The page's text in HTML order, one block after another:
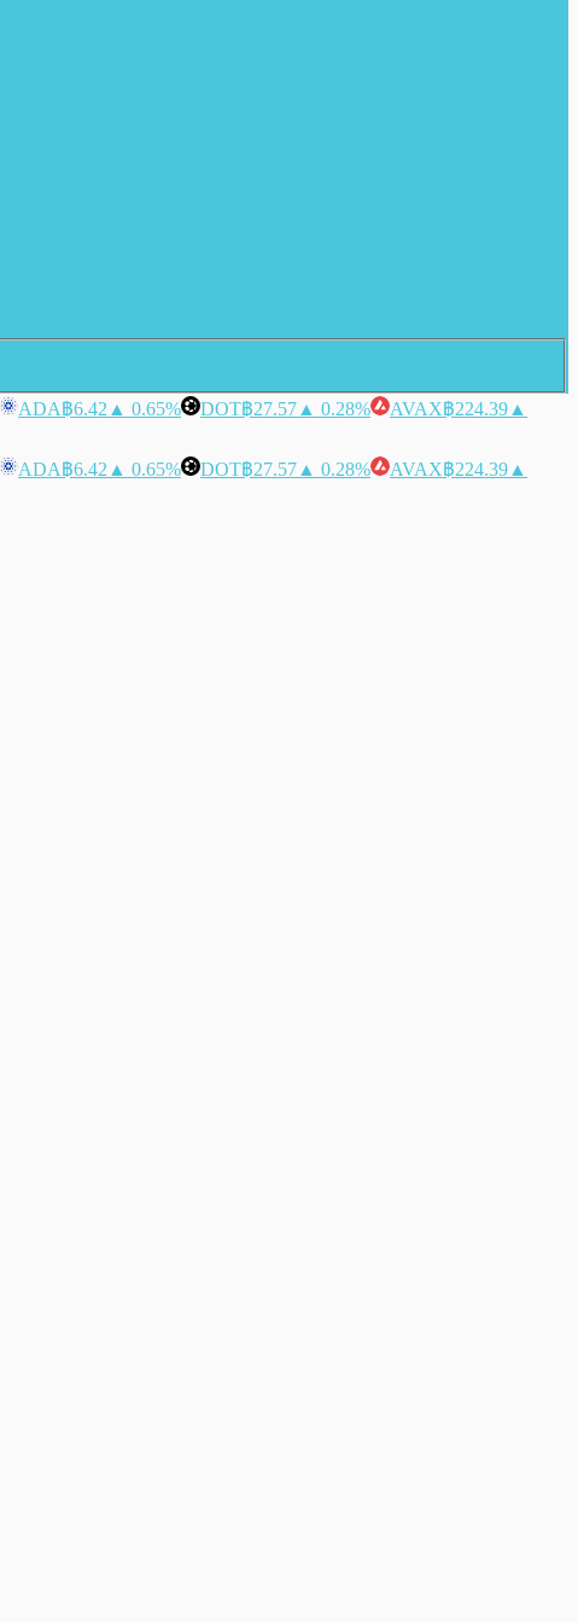
ADA฿6.42 ▲ 0.65% DOT฿27.57 ▲ 0.28% AVAX฿224.39 ▲
ADA฿6.42 ▲ 0.65% DOT฿27.57 ▲ 0.28% AVAX฿224.39 ▲